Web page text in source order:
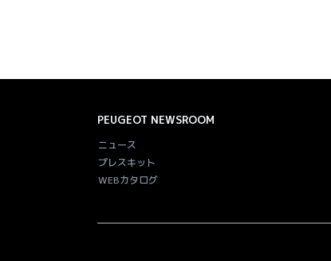
PEUGEOT NEWSROOM
ニュース
プレスキット
WEBカタログ